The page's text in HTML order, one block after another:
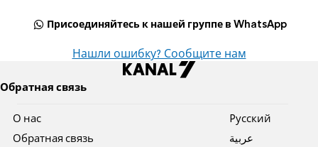
Присоединяйтесь к нашей группе в WhatsApp
Нашли ошибку? Сообщите нам
Обратная связь
О нас
Обратная связь
Pусский
عربية